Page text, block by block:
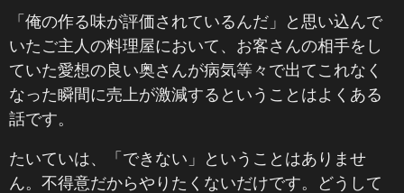
「俺の作る味が評価されているんだ」と思い込んで
いたご主人の料理屋において、お客さんの相手をし
ていた愛想の良い奥さんが病気等々で出てこれなく
なった瞬間に売上が激減するということはよくある
話です。
たいていは、「できない」ということはありませ
ん。不得意だからやりたくないだけです。どうして